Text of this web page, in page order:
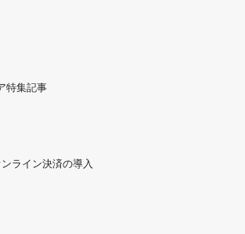
特集記事
ンライン決済の導入